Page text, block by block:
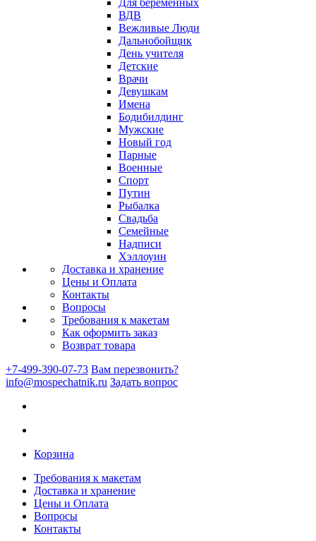
ВДВ
Вежливые Люди
Дальнобойщик
День учителя
Детские
Врачи
Девушкам
Имена
Бодибилдинг
Мужские
Новый год
Парные
Военные
Спорт
Путин
Рыбалка
Свадьба
Семейные
Надписи
Хэллоуин
Доставка и хранение
Цены и Оплата
Контакты
Вопросы
Требования к макетам
Как оформить заказ
Возврат товара
+7-499-390-07-73 Вам перезвонить?
info@mospechatnik.ru Задать вопрос
Корзина
Требования к макетам
Доставка и хранение
Цены и Оплата
Вопросы
Контакты